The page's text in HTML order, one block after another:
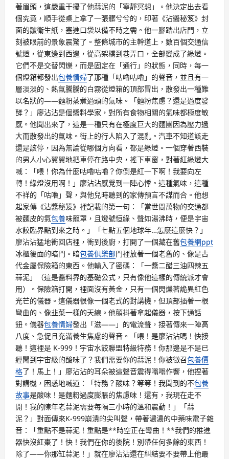
著眉頭，這嚴重干擾了他蒜泥的「寧靜冥想」。他決定出去看
個究竟，順手從桌上拿了一張髒兮兮的，印著《沾醬秘笈》封
面的皺衛生紙，塞進口袋以備不時之需。他一腳踏出店門，立
刻被眼前的景象震驚了。整條城市的主幹道上，數百個交通信
號燈，從東邊到西邊，從高架橋到巷弄口，全部變成了綠燈。
它們不是交替閃爍，而是固定在「通行」的狀態，同時，每一
個燈箱都發出包養情婦了那種「咕嚕咕嚕」的聲音，並且有一
層淡淡的、熱氣騰騰的白霧從燈箱的頂部冒出，散發出一種難
以名狀的——麵粉蒸煮過頭的氣味。「麵粉焦慮？還是過度發
酵？」廖沾沾是個醬料學家，對所有食物相關的氣味都極度敏
感。他聞出來了，這是一種只有在極度巨大的麵團因為壓力過
大而散發出的氣味。街上的行人陷入了混亂。汽車不知道該走
還是該停，因為無論從哪個方向看，都是綠燈。一個穿著西裝
的男人小心翼翼地把車停在路中央，搖下車窗，對著紅綠燈大
喊：「喂！你為什麼咕嚕咕嚕？你倒是紅一下啊！我要向左
轉！綠燈沒用啊！」廖沾沾感覺到一陣心悸。這種氣味，這種
不祥的「咕嚕」聲，與他兒時聽到的家傳預言不謀而合。他想
起家傳《沾醬秘笈》裡記載的第一句：「當世間萬物的交通都
被麵皮的氣包養味籠罩，且燈號恒綠、聲如湯沸時，便是宇宙
水餃臨界點到來之時。」「七點五個地球年…怎麼這麼快？」
廖沾沾猛地衝回店裡，衝到後廚，打開了一個藏在舊包養網ppt
冰櫃後面的暗門。暗包養俱樂部門裡放著一個老舊的、像是古
代金屬保險箱的東西。他輸入了密碼：「一醬二醋三油四辣五
蒜泥」（這是醬料界的基礎公式，只有像他這樣的傳統派才會
用）。保險箱打開，裡面沒有黃金，只有一個閃爍著詭異紅色
光芒的儀器。這儀器很像一個老式的對講機，但頂部插著一根
彎曲的、像韭菜一樣的天線。他顫抖著拿起儀器，按下通話
鈕。儀器包養情婦發出「滋——」的電流聲，接著傳來一陣高
八度、急促且充滿養生焦慮的聲音。「喂！是廖沾沾嗎！快接
聽！這裡是 K-999！宇宙水餃聯盟特級特務！你那邊是不是已
經聞到宇宙級的酸味了？我們需要你的蒜泥！你被徵召包養價
格了！馬上！」廖沾沾的耳朵被這聲音震得嗡嗡作響，他捏著
對講機，困惑地喊道：「特務？酸味？等等！我聞到的不包養
故事是酸味！是麵粉過度膨脹的焦慮味！還有，我現在走不
開！我的陳年老蒜泥需要每隔三小時的溫和震動！」「蒜
泥？」對面傳來K-999崩潰的尖叫聲，帶著濃濃的中藥味電子雜
音：「重點不是蒜泥！重點是**時空正在彎曲！**我們的推進
器快沒紅棗了！快！我們在你的後院！別帶任何多餘的東西！
除了——你那缸蒜泥！」就在廖沾沾還在糾結要不要帶上他最